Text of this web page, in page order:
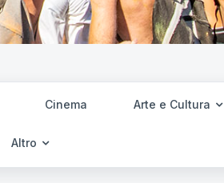
Cinema Arte e Cultura
Altro